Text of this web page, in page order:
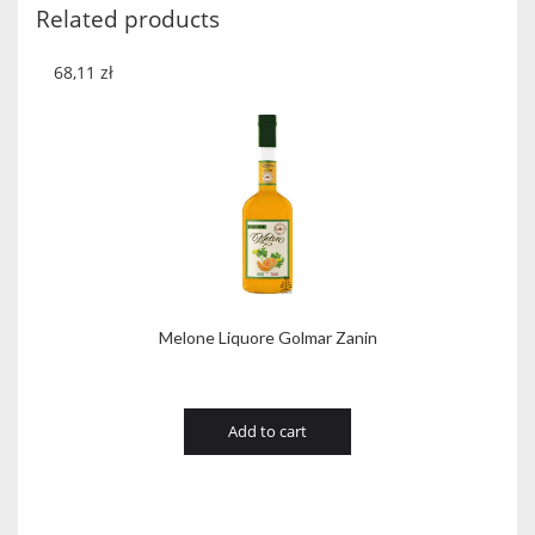
Related products
Melone Liquore Golmar Zanin
68,11 zł
Add to cart